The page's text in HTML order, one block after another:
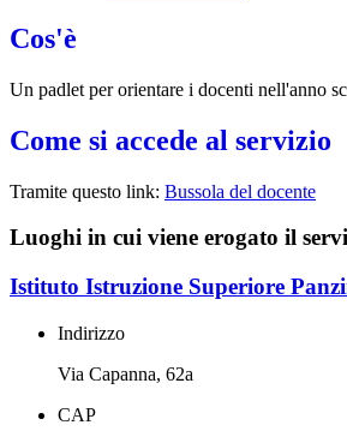
Cos'è
Un padlet per orientare i docenti nell'anno
Come si accede al servizio
Tramite questo link: Bussola del docente
Luoghi in cui viene erogato il
Istituto Istruzione Superiore
Indirizzo
Via Capanna, 62a
CAP